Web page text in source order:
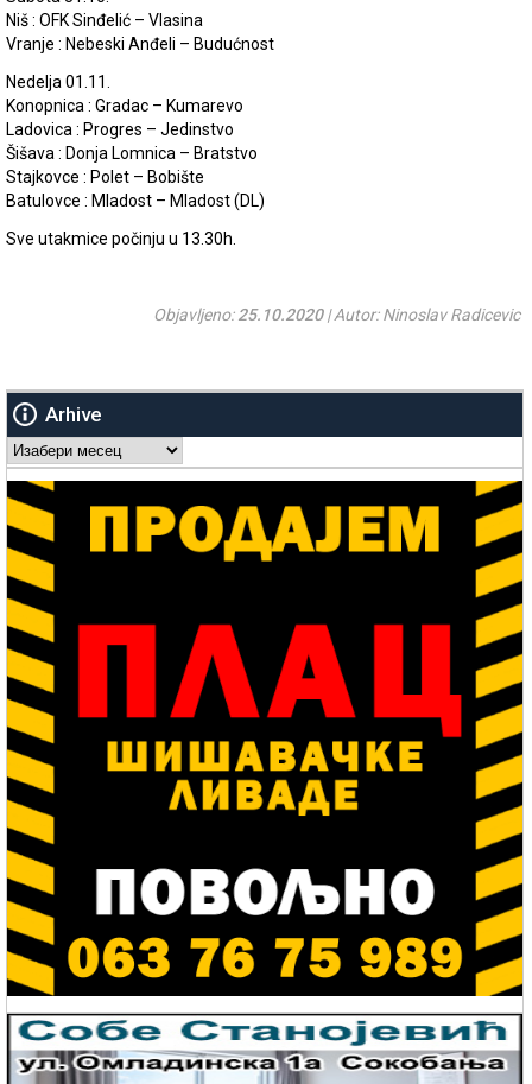
Niš : OFK Sinđelić – Vlasina
Vranje : Nebeski Anđeli – Budućnost
Nedelja 01.11.
Konopnica : Gradac – Kumarevo
Ladovica : Progres – Jedinstvo
Šišava : Donja Lomnica – Bratstvo
Stajkovce : Polet – Bobište
Batulovce : Mladost – Mladost (DL)
Sve utakmice počinju u 13.30h.
Objavljeno:25.10.2020| Autor: Ninoslav Radicevic
Arhive
Arhive